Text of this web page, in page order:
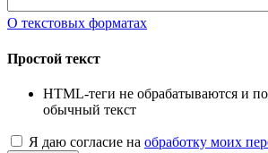
О текстовых форматах
Простой текст
HTML-теги не обрабатываются и
обычный текст
Я даю согласие на обработку моих